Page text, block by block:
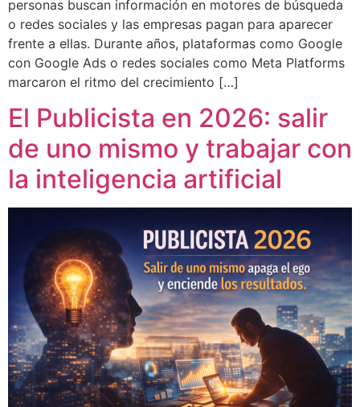
personas buscan información en motores de búsqueda
o redes sociales y las empresas pagan para aparecer
frente a ellas. Durante años, plataformas como Google
con Google Ads o redes sociales como Meta Platforms
marcaron el ritmo del crecimiento […]
El Publicista en 2026: salir
de uno mismo y trabajar con
la inteligencia artificial